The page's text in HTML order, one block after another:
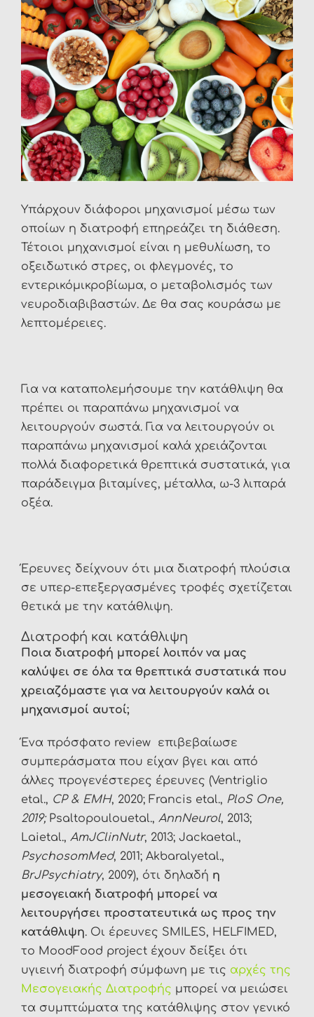
Υπάρχουν διάφοροι μηχανισμοί μέσω των
οποίων η διατροφή επηρεάζει τη διάθεση.
Τέτοιοι μηχανισμοί είναι η μεθυλίωση, το
οξειδωτικό στρες, οι φλεγμονές, το
εντερικόμικροβίωμα, ο μεταβολισμός των
νευροδιαβιβαστών. Δε θα σας κουράσω με
λεπτομέρειες.
Για να καταπολεμήσουμε την κατάθλιψη θα
πρέπει οι παραπάνω μηχανισμοί να
λειτουργούν σωστά. Για να λειτουργούν οι
παραπάνω μηχανισμοί καλά χρειάζονται
πολλά διαφορετικά θρεπτικά συστατικά, για
παράδειγμα βιταμίνες, μέταλλα, ω-3 λιπαρά
οξέα.
Έρευνες δείχνουν ότι μια διατροφή πλούσια
σε υπερ-επεξεργασμένες τροφές σχετίζεται
θετικά με την κατάθλιψη.
Διατροφή και κατάθλιψη
Ποια διατροφή μπορεί λοιπόν να μας
καλύψει σε όλα τα θρεπτικά συστατικά που
χρειαζόμαστε για να λειτουργούν καλά οι
μηχανισμοί αυτοί;
Ένα πρόσφατο review επιβεβαίωσε
συμπεράσματα που είχαν βγει και από
άλλες προγενέστερες έρευνες (Ventriglio
etal., CP & EMH, 2020; Francis etal., PloS One,
2019; Psaltopoulouetal., AnnNeurol, 2013;
Laietal., AmJClinNutr, 2013; Jackaetal.,
PsychosomMed, 2011; Akbaralyetal.,
BrJPsychiatry, 2009), ότι δηλαδή η
μεσογειακή διατροφή μπορεί να
λειτουργήσει προστατευτικά ως προς την
κατάθλιψη. Οι έρευνες SMILES, HELFIMED,
τo MoodFood project έχουν δείξει ότι
υγιεινή διατροφή σύμφωνη με τις αρχές της
Μεσογειακής Διατροφής μπορεί να μειώσει
τα συμπτώματα της κατάθλιψης στον γενικό